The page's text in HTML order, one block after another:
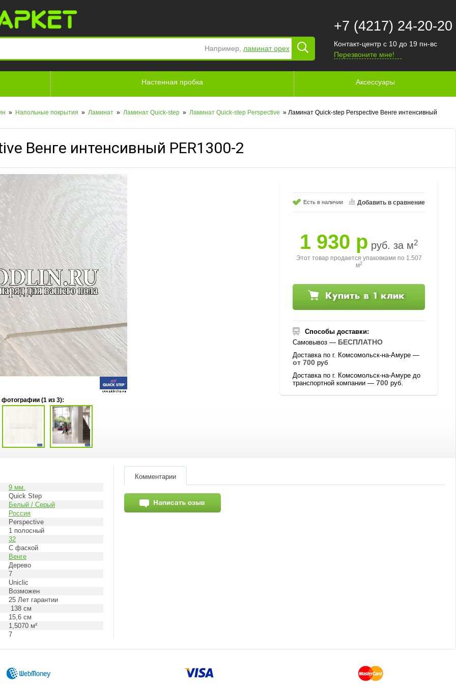
+7 (4217) 24-20-20
Контакт-центр с 10 до 19 пн-вс
Перезвоните мне!
Например, ламинат орех
Настенная пробка Аксессуары
» Напольные покрытия » Ламинат » Ламинат Quick-step » Ламинат Quick-step Perspective » Ламинат Quick-step Perspective Венге интенсивный
Венге интенсивный PER1300-2
Есть в наличии Добавить в сравнение
1 930 р руб. за м2
Этот товар продается упаковками по 1.507
м2
Способы доставки:
Самовывоз — БЕСПЛАТНО
Доставка по г. Комсомольск-на-Амуре —
от 700 руб
Доставка по г. Комсомольск-на-Амуре до
транспортной компании — 700 руб.
(1из 3):
9 мм.
Quick Step
Белый / Серый
Россия
Perspective
1 полосный
32
С фаской
Венге
Дерево
7
Uniclic
Возможен
25 Лет гарантии
138 см
15,6 см
1,5070 м²
7
Комментарии